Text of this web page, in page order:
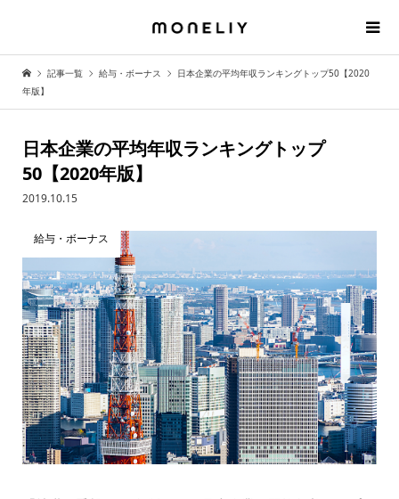
記事一覧 給与・ボーナス
日本企業の平均年収ランキングトップ50【2020
年版】
日本企業の平均年収ランキングトップ
50【2020年版】
2019.10.15
給与・ボーナス